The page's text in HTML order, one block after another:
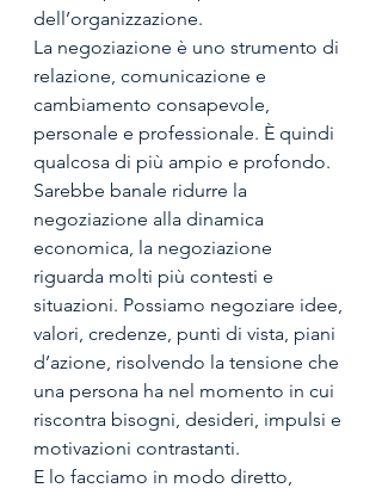
dell’organizzazione.
La negoziazione è uno strumento di
relazione, comunicazione e
cambiamento consapevole,
personale e professionale. È quindi
qualcosa di più ampio e profondo.
Sarebbe banale ridurre la
negoziazione alla dinamica
economica, la negoziazione
riguarda molti più contesti e
situazioni. Possiamo negoziare idee,
valori, credenze, punti di vista, piani
d’azione, risolvendo la tensione che
una persona ha nel momento in cui
riscontra bisogni, desideri, impulsi e
motivazioni contrastanti.
E lo facciamo in modo diretto,